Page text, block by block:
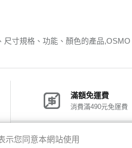
寸規格、功能、顏色的產品
滿額免運費
消費滿490元免運費
神腦會員福利
示您同意本網站使用